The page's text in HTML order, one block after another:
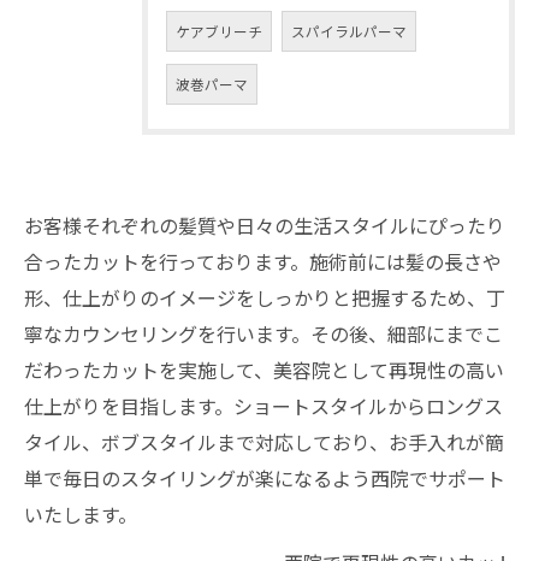
ケアブリーチ スパイラルパーマ
波巻パーマ
お客様それぞれの髪質や日々の生活スタイルにぴったり
合ったカットを行っております。施術前には髪の長さや
形、仕上がりのイメージをしっかりと把握するため、丁
寧なカウンセリングを行います。その後、細部にまでこ
だわったカットを実施して、美容院として再現性の高い
仕上がりを目指します。ショートスタイルからロングス
タイル、ボブスタイルまで対応しており、お手入れが簡
単で毎日のスタイリングが楽になるよう西院でサポート
いたします。